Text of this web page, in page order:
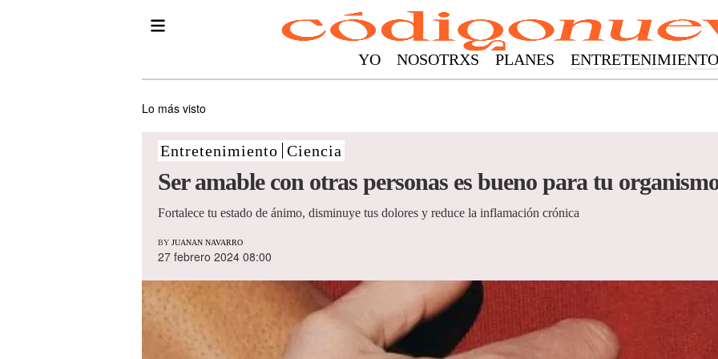
YO NOSOTRXS PLANES ENTRETENIMIENTO
Lo más visto
Entretenimiento Ciencia
Ser amable con otras personas es bueno para tu
Fortalece tu estado de ánimo, disminuye tus dolores y reduce la inflamación crónica
BY JUANAN NAVARRO
27 febrero 2024 08:00